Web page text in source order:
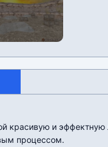
красивую и
процессом.